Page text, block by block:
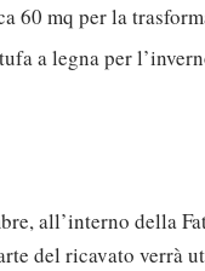
60 mq per la
a legna per
all’interno della
del ricavato verrà